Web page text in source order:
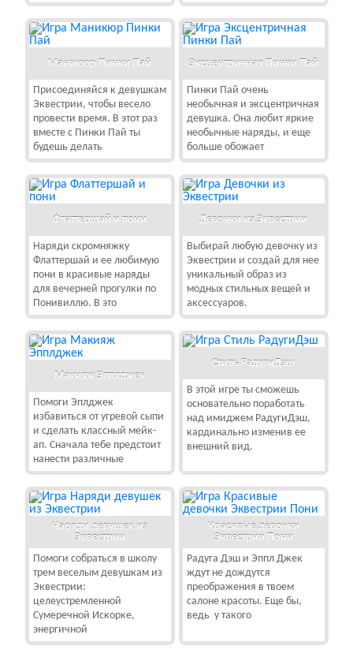
Маникюр Пинки Пай
Присоединяйся к девушкам
Эквестрии, чтобы весело
провести время. В этот раз
вместе с Пинки Пай ты
будешь делать
Эксцентричная Пинки Пай
Пинки Пай очень
необычная и эксцентричная
девушка. Она любит яркие
необычные наряды, и еще
больше обожает
Флаттершай и пони
Наряди скромняжку
Флаттершай и ее любимую
пони в красивые наряды
для вечерней прогулки по
Понивиллю. В это
Девочки из Эквестрии
Выбирай любую девочку из
Эквестрии и создай для нее
уникальный образ из
модных стильных вещей и
аксессуаров.
Макияж Эпплджек
Помоги Эплджек
избавиться от угревой сыпи
и сделать классный мейк-
ап. Сначала тебе предстоит
нанести различные
Стиль РадугиДэш
В этой игре ты сможешь
основательно поработать
над имиджем РадугиДэш,
кардинально изменив ее
внешний вид.
Наряди девушек из
Эквестрии
Помоги собраться в школу
трем веселым девушкам из
Эквестрии:
целеустремленной
Сумеречной Искорке,
энергичной
Красивые девочки
Эквестрии Пони
Радуга Дэш и Эппл Джек
ждут не дождутся
преображения в твоем
салоне красоты. Еще бы,
ведь у такого